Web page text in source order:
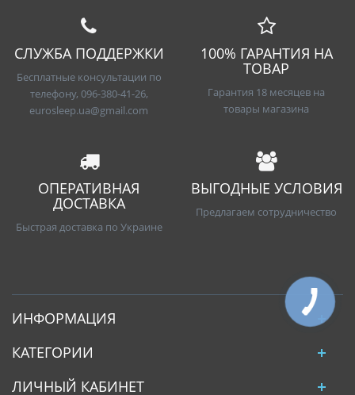
СЛУЖБА ПОДДЕРЖКИ
Бесплатные консультации по
телефону, 096-380-41-26,
eurosleep.ua@gmail.com
100% ГАРАНТИЯ НА
ТОВАР
Гарантия 18 месяцев на
товары магазина
ОПЕРАТИВНАЯ
ДОСТАВКА
Быстрая доставка по Украине
ВЫГОДНЫЕ УСЛОВИЯ
Предлагаем сотрудничество
ИНФОРМАЦИЯ
КАТЕГОРИИ
ЛИЧНЫЙ КАБИНЕТ